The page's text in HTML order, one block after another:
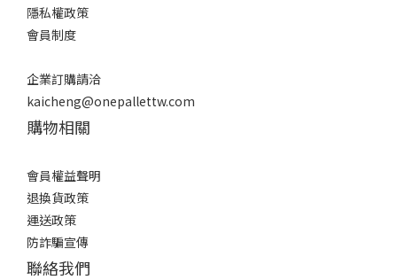
隱私權政策
會員制度
企業訂購請洽
kaicheng@onepallettw.com
購物相關
會員權益聲明
退換貨政策
運送政策
防詐騙宣傳
聯絡我們